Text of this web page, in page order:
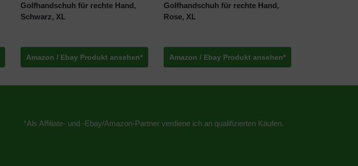
Golfhandschuh für rechte Hand,
Schwarz, XL
Amazon / Ebay Produkt ansehen*
Golfhandschuh für rechte Hand,
Rose, XL
Amazon / Ebay Produkt ansehen*
*Als Affiliate- und -Ebay/Amazon-Partner verdiene ich an qualifizierten Käufen.